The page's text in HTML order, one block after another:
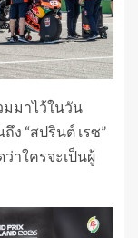
มาไว้ในวัน
ง “สปรินต์ เรซ”
าใครจะเป็นผู้